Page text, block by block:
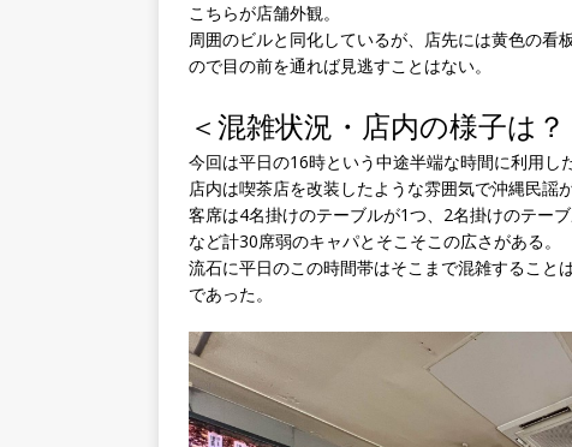
こちらが店舗外観。
周囲のビルと同化しているが、店先には黄色の
ので目の前を通れば見逃すことはない。
＜混雑状況・店内の様子は？
今回は平日の16時という中途半端な時間に利用し
店内は喫茶店を改装したような雰囲気で沖縄民謡
客席は4名掛けのテーブルが1つ、2名掛けのテー
など計30席弱のキャパとそこそこの広さがある。
流石に平日のこの時間帯はそこまで混雑すること
であった。